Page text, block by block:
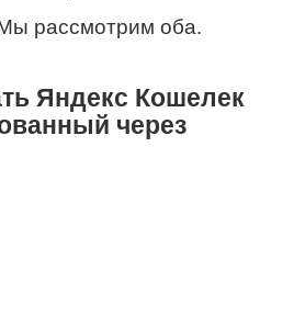
рассмотрим оба.
Яндекс Кошелек
через